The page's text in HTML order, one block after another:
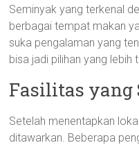
Seminyak yang terkenal
berbagai tempat makan
suka pengalaman yang
bisa jadi pilihan yang lebih
Fasilitas yang
Setelah menentapkan
ditawarkan. Beberapa